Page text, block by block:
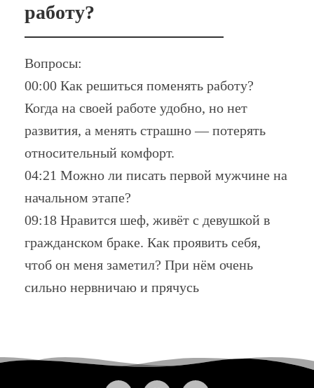
работу?
Вопросы:
00:00 Как решиться поменять работу?
Когда на своей работе удобно, но нет
развития, а менять страшно — потерять
относительный комфорт.
04:21 Можно ли писать первой мужчине на
начальном этапе?
09:18 Нравится шеф, живёт с девушкой в
гражданском браке. Как проявить себя,
чтоб он меня заметил? При нём очень
сильно нервничаю и прячусь